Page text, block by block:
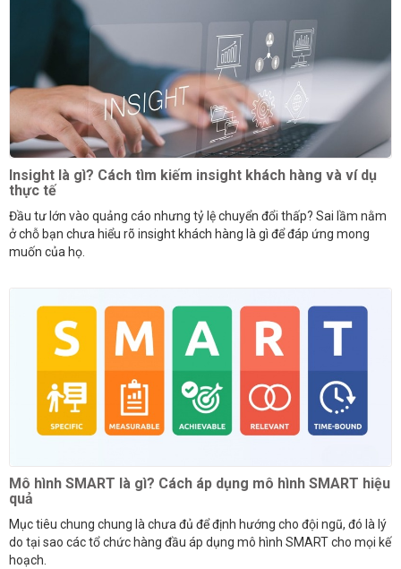
Insight là gì? Cách tìm kiếm insight khách hàng và ví dụ
thực tế
Đầu tư lớn vào quảng cáo nhưng tỷ lệ chuyển đổi thấp? Sai lầm nằm
ở chỗ bạn chưa hiểu rõ insight khách hàng là gì để đáp ứng mong
muốn của họ.
Mô hình SMART là gì? Cách áp dụng mô hình SMART hiệu
quả
Mục tiêu chung chung là chưa đủ để định hướng cho đội ngũ, đó là lý
do tại sao các tổ chức hàng đầu áp dụng mô hình SMART cho mọi kế
hoạch.